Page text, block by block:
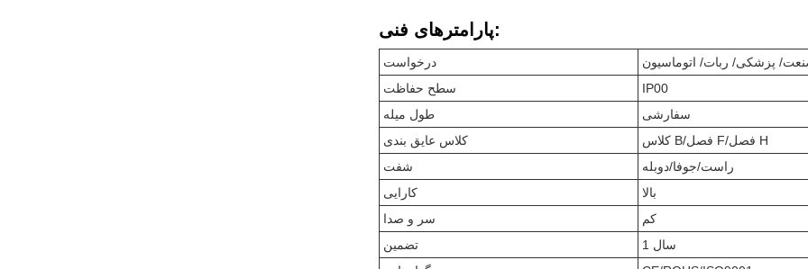
پارامترهای فنی:
درخواست
پزشکی/ ربات/ اتوماسیون
سطح حفاظت
IP00
طول میله
سفارشی
کلاس عایق بندی
کلاس B/فصل F/فصل H
شفت
راست/جوفا/دوبله
کارایی
بالا
سر و صدا
کم
تضمین
1 سال